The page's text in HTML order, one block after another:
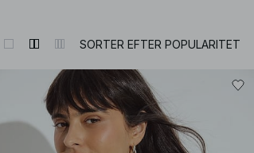
SORTER EFTER POPULARITET